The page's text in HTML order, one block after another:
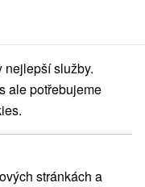
Kokava nad Rimavicou
nejlepší služby.
ale potřebujeme
stránkách a